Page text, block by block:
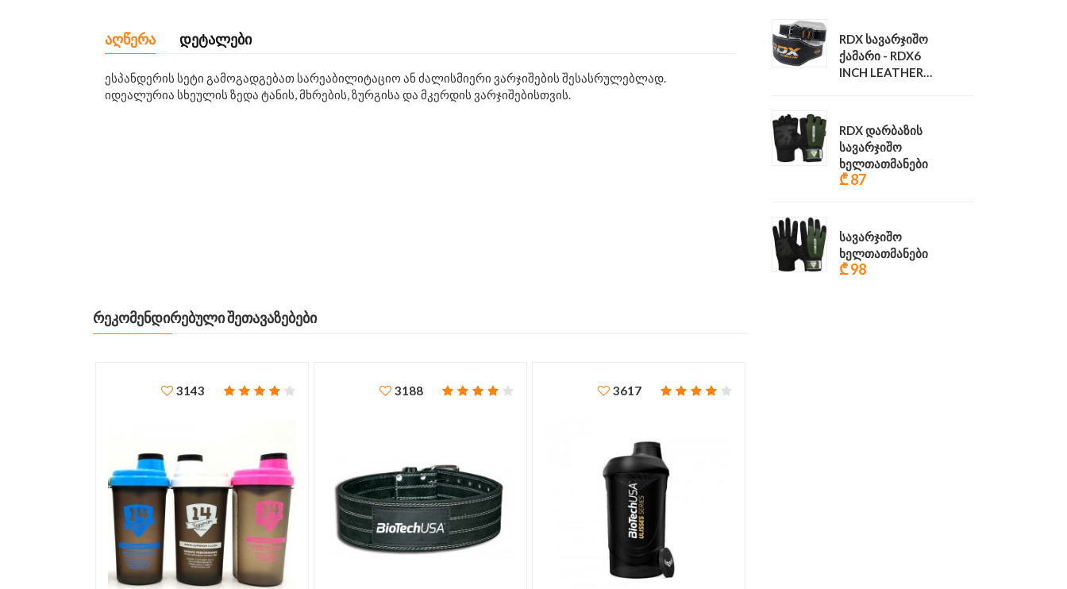
აღწერა დეტალები
ესპანდერის სეტი გამოგადგებათ სარეაბილიტაციო ან ძალისმიერი ვარჯიშების შესასრულებლად.
იდეალურია სხეულის ზედა ტანის, მხრების, ზურგისა და მკერდის ვარჯიშებისთვის.
RDX სავარჯიშო
ქამარი - RDX6
INCH LEATHER
RDX დარბაზის
სავარჯიშო
ხელთათმანები
₾ 87
სავარჯიშო
ხელთათმანები
₾ 98
ᲠᲔᲙᲝᲛᲔᲜᲓᲘᲠᲔᲑᲣᲚᲘ ᲨᲔᲗᲐᲕᲐᲖᲔᲑᲔᲑᲘ
3143 3188 3617